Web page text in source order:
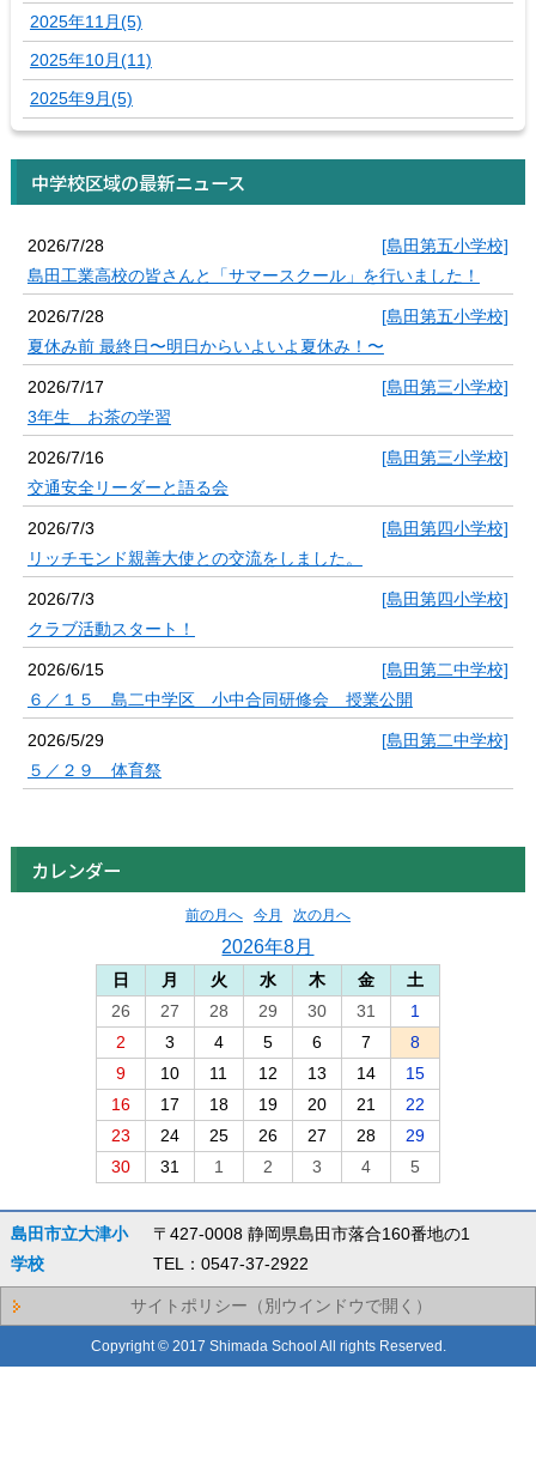
2025年11月(5)
2025年10月(11)
2025年9月(5)
中学校区域の最新ニュース
2026/7/28
[島田第五小学校]
島田工業高校の皆さんと「サマースクール」を行いました！
2026/7/28
[島田第五小学校]
夏休み前 最終日〜明日からいよいよ夏休み！〜
2026/7/17
[島田第三小学校]
3年生 お茶の学習
2026/7/16
[島田第三小学校]
交通安全リーダーと語る会
2026/7/3
[島田第四小学校]
リッチモンド親善大使との交流をしました。
2026/7/3
[島田第四小学校]
クラブ活動スタート！
2026/6/15
[島田第二中学校]
６／１５ 島二中学区 小中合同研修会 授業公開
2026/5/29
[島田第二中学校]
５／２９ 体育祭
カレンダー
前の月へ 今月 次の月へ
2026年8月
日 月 火 水 木 金
土
26
27 28 29 30 31
1
2
3 4 5 6 7
8
9
10 11 12 13 14
15
16
17 18 19 20 21
22
23
24 25 26 27 28
29
30
31 1 2 3 4 5
島田市立大津小
学校
〒427-0008 静岡県島田市落合160番地の1
TEL：0547-37-2922
サイトポリシー（別ウインドウで開く）
Copyright © 2017 Shimada School All rights Reserved.